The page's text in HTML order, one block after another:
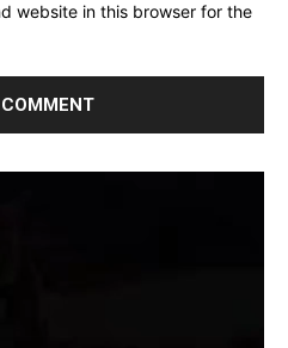
website in this browser for the